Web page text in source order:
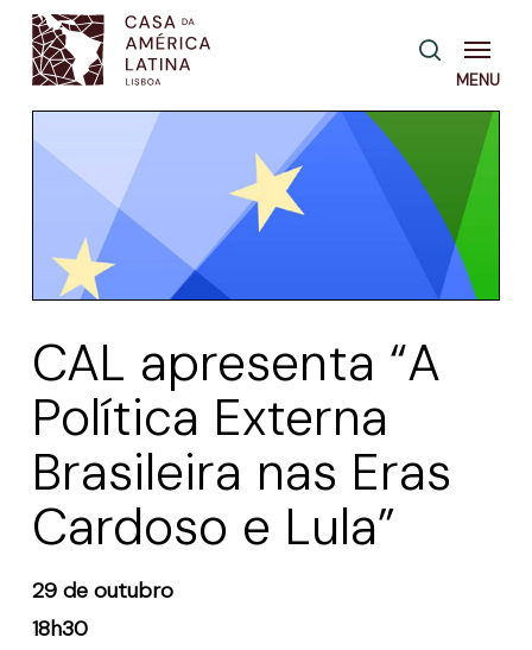
Skip
main
pesquisa
Menu
CAL apresenta “A
Política Externa
Brasileira nas Eras
Cardoso e Lula”
29 de outubro
18h30